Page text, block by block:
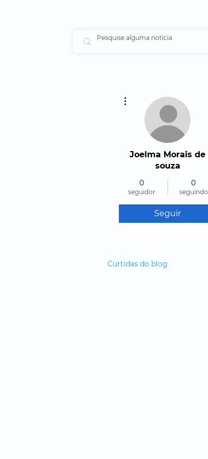
Joelma Morais de
souza
0
seguidor
0
seguindo
Seguir
Curtidas do blog